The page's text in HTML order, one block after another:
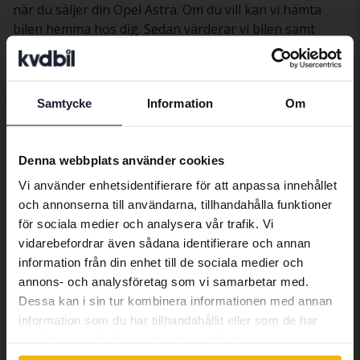
Samtycke Information Om
Denna webbplats använder cookies
Vi använder enhetsidentifierare för att anpassa innehållet
och annonserna till användarna, tillhandahålla funktioner
för sociala medier och analysera vår trafik. Vi
vidarebefordrar även sådana identifierare och annan
information från din enhet till de sociala medier och
annons- och analysföretag som vi samarbetar med.
Dessa kan i sin tur kombinera informationen med annan
information som du har tillhandahållit eller som de har
när du säljer din Opel Astra. Om du vill kan vi hämta
bilen hemma hos dig. Sedan värderar vi bilen samt
tvättar, fotograferar och marknadsför den åt dig.
Därefter säljer vi din bil genom vår marknadsplats. Få
Astrahär.
Bilar Opel Astra
Opelmodeller
Opel Astra
Opel Corsa
Opel Insignia
Opel Mokka
Opel Zafira
Preferred language
We have detected that your browser
Swedish. To better service our friends
abroad we have an English language
site (kvdcars.com) that contains all the
same vehicles and services.
Continue in Swedish